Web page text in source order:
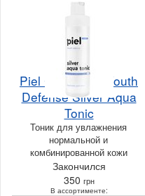
Piel Cosmetics Youth
Defense Silver Aqua
Tonic
Тоник для увлажнения
нормальной и
комбинированной кожи
Закончился
350 грн
В ассортименте: